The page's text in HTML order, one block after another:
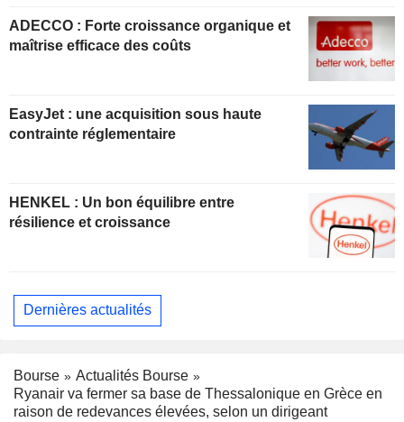
ADECCO : Forte croissance organique et
maîtrise efficace des coûts
EasyJet : une acquisition sous haute
contrainte réglementaire
HENKEL : Un bon équilibre entre
résilience et croissance
Dernières actualités
Bourse
Actualités Bourse
Ryanair va fermer sa base de Thessalonique en Grèce en
raison de redevances élevées, selon un dirigeant